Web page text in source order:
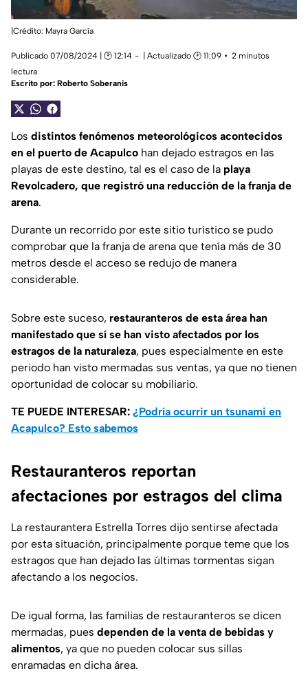
|Crédito: Mayra García
Publicado 07/08/2024 | 🕑 12:14 | Actualizado 🕑 11:09
2 minutos
lectura
Escrito por: Roberto Soberanis
Los distintos fenómenos meteorológicos acontecidos
en el puerto de Acapulco han dejado estragos en las
playas de este destino, tal es el caso de la playa
Revolcadero, que registró una reducción de la franja de
arena.
Durante un recorrido por este sitio turístico se pudo
comprobar que la franja de arena que tenía más de 30
metros desde el acceso se redujo de manera
considerable.
Sobre este suceso, restauranteros de esta área han
manifestado que sí se han visto afectados por los
estragos de la naturaleza, pues especialmente en este
periodo han visto mermadas sus ventas, ya que no tienen
oportunidad de colocar su mobiliario.
TE PUEDE INTERESAR: ¿Podría ocurrir un tsunami en
Acapulco? Esto sabemos
Restauranteros reportan
afectaciones por estragos del clima
La restaurantera Estrella Torres dijo sentirse afectada
por esta situación, principalmente porque teme que los
estragos que han dejado las últimas tormentas sigan
afectando a los negocios.
De igual forma, las familias de restauranteros se dicen
mermadas, pues dependen de la venta de bebidas y
alimentos, ya que no pueden colocar sus sillas
enramadas en dicha área.